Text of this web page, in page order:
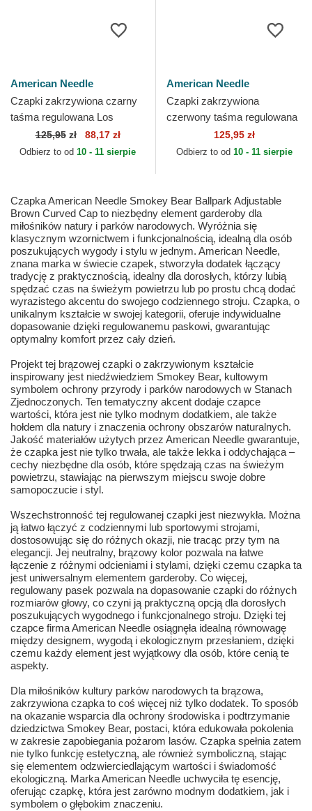
American Needle
Czapki zakrzywiona czarny
taśma regulowana Los
Angeles Dodgers Ballpark
Los Angeles Dodgers MLB...
125,95zł 88,17 zł
Odbierz to od 10 - 11 sierpie
American Needle
Czapki zakrzywiona
czerwony taśma regulowana
Ballpark American Needle
125,95 zł
Odbierz to od 10 - 11 sierpie
Czapka American Needle Smokey Bear Ballpark Adjustable
Brown Curved Cap to niezbędny element garderoby dla
miłośników natury i parków narodowych. Wyróżnia się
klasycznym wzornictwem i funkcjonalnością, idealną dla osób
poszukujących wygody i stylu w jednym. American Needle,
znana marka w świecie czapek, stworzyła dodatek łączący
tradycję z praktycznością, idealny dla dorosłych, którzy lubią
spędzać czas na świeżym powietrzu lub po prostu chcą dodać
wyrazistego akcentu do swojego codziennego stroju. Czapka, o
unikalnym kształcie w swojej kategorii, oferuje indywidualne
dopasowanie dzięki regulowanemu paskowi, gwarantując
optymalny komfort przez cały dzień.
Projekt tej brązowej czapki o zakrzywionym kształcie
inspirowany jest niedźwiedziem Smokey Bear, kultowym
symbolem ochrony przyrody i parków narodowych w Stanach
Zjednoczonych. Ten tematyczny akcent dodaje czapce
wartości, która jest nie tylko modnym dodatkiem, ale także
hołdem dla natury i znaczenia ochrony obszarów naturalnych.
Jakość materiałów użytych przez American Needle gwarantuje,
że czapka jest nie tylko trwała, ale także lekka i oddychająca –
cechy niezbędne dla osób, które spędzają czas na świeżym
powietrzu, stawiając na pierwszym miejscu swoje dobre
samopoczucie i styl.
Wszechstronność tej regulowanej czapki jest niezwykła. Można
ją łatwo łączyć z codziennymi lub sportowymi strojami,
dostosowując się do różnych okazji, nie tracąc przy tym na
elegancji. Jej neutralny, brązowy kolor pozwala na łatwe
łączenie z różnymi odcieniami i stylami, dzięki czemu czapka ta
jest uniwersalnym elementem garderoby. Co więcej,
regulowany pasek pozwala na dopasowanie czapki do różnych
rozmiarów głowy, co czyni ją praktyczną opcją dla dorosłych
poszukujących wygodnego i funkcjonalnego stroju. Dzięki tej
czapce firma American Needle osiągnęła idealną równowagę
między designem, wygodą i ekologicznym przesłaniem, dzięki
czemu każdy element jest wyjątkowy dla osób, które cenią te
aspekty.
Dla miłośników kultury parków narodowych ta brązowa,
zakrzywiona czapka to coś więcej niż tylko dodatek. To sposób
na okazanie wsparcia dla ochrony środowiska i podtrzymanie
dziedzictwa Smokey Bear, postaci, która edukowała pokolenia
w zakresie zapobiegania pożarom lasów. Czapka spełnia zatem
nie tylko funkcję estetyczną, ale również symboliczną, stając
się elementem odzwierciedlającym wartości i świadomość
ekologiczną. Marka American Needle uchwyciła tę esencję,
oferując czapkę, która jest zarówno modnym dodatkiem, jak i
symbolem o głębokim znaczeniu.